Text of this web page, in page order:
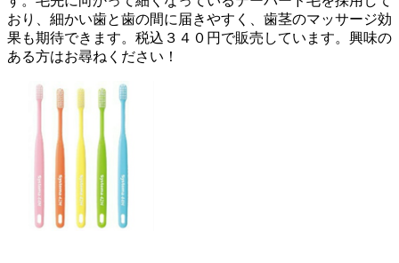
おり、細かい歯と歯の間に届きやすく、歯茎のマッサージ効
果も期待できます。税込３４０円で販売しています。興味の
ある方はお尋ねください！